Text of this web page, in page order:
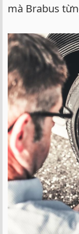
mà Brabus